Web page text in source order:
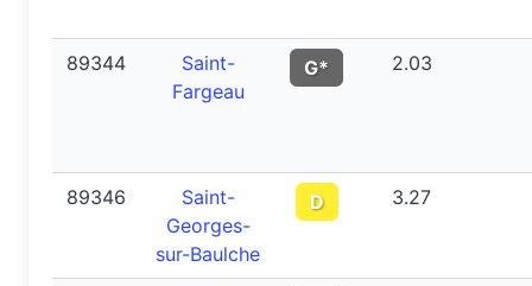
89344
Saint-
Fargeau
G* 2.03
89346
Saint-
Georges-
sur-Baulche
D 3.27